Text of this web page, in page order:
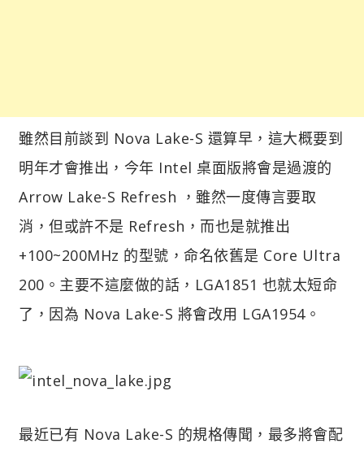
雖然目前談到 Nova Lake-S 還算早，這大概要到
明年才會推出，今年 Intel 桌面版將會是過渡的
Arrow Lake-S Refresh ，雖然一度傳言要取
消，但或許不是 Refresh，而也是就推出
+100~200MHz 的型號，命名依舊是 Core Ultra
200。主要不這麼做的話，LGA1851 也就太短命
了，因為 Nova Lake-S 將會改用 LGA1954。
最近已有 Nova Lake-S 的規格傳聞，最多將會配